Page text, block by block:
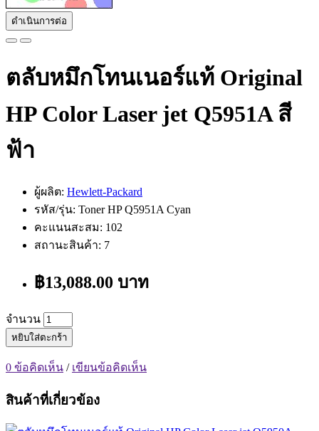
ดำเนินการต่อ
ตลับหมึกโทนเนอร์แท้ Original
HP Color Laser jet Q5951A สี
ฟ้า
ผู้ผลิต: Hewlett-Packard
รหัส/รุ่น: Toner HP Q5951A Cyan
คะแนนสะสม: 102
สถานะสินค้า: 7
฿13,088.00 บาท
จำนวน
หยิบใส่ตะกร้า
0 ข้อคิดเห็น / เขียนข้อคิดเห็น
สินค้าที่เกี่ยวข้อง